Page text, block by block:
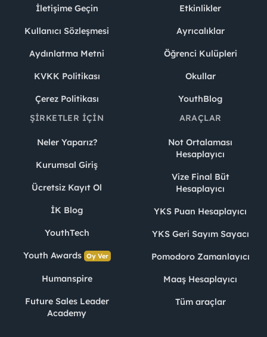
İletişime Geçin
Kullanıcı Sözleşmesi
Aydınlatma Metni
KVKK Politikası
Çerez Politikası
Etkinlikler
Ayrıcalıklar
Öğrenci Kulüpleri
Okullar
YouthBlog
ŞIRKETLER İÇIN
Neler Yaparız?
Kurumsal Giriş
Ücretsiz Kayıt Ol
İK Blog
YouthTech
Youth Awards Oy Ver
Humanspire
Future Sales Leader
Academy
ARAÇLAR
Not Ortalaması
Hesaplayıcı
Vize Final Büt
Hesaplayıcı
YKS Puan Hesaplayıcı
YKS Geri Sayım Sayacı
Pomodoro Zamanlayıcı
Maaş Hesaplayıcı
Tüm araçlar